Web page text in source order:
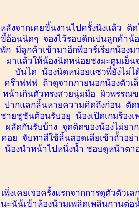
หลังจากเคยขึ้นงานไปครั้งนึงแล้ว ติ
ขี้อ้อนนิดๆ จองไว้รอบดึกเปนลูกค้าน้
พัก มีลูกค้าเข้ามาอีกพีอาร์เรียกน้อง
มาแล้วให้น้องนิดหน่อยชงมะตูมเย็
บันได น้องนิดหน่อยแซวพี่ยังไม่ไ
คร๊าฟฟฟ ถ้าดูจากภายนอกน้องตัวเ
หน้าเกินตัวทรงสวยนุ่มมือ ผิวพรรณข
ปากแลกลิ้นหายความคิดถึงก่อน ตัด
ชายชูชันต้อนรับอยุ น้องเปิดเกมร้อง
ผลัดกันรับบ้าง จุดติดของน้องไม่ยา
คอย จับทาสีใช้ลิ้นสอดเลียเข้าถ้ำอย่
น้องนำหน้าไปหนึ่งน้ำ ชอบดูหน้าตา
เพิ่งเคยเจอครั้งแรกจากการดุตัวตัว
นะนัน้เข้าห้องน้ามเพลิดเพลินกานต่